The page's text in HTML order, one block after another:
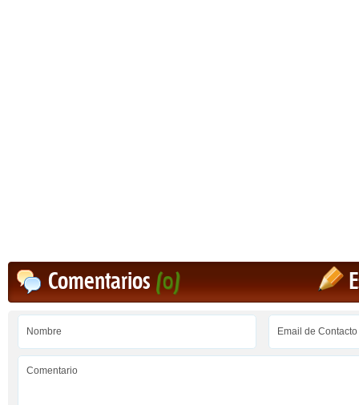
Comentarios(0)